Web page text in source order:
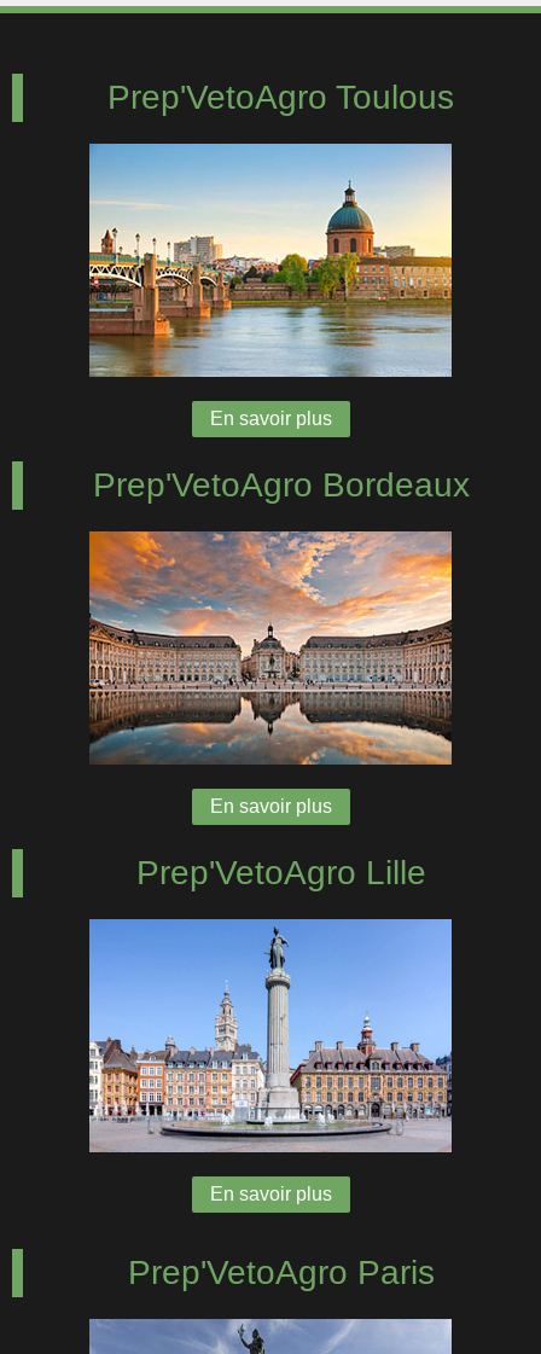
Prep'VetoAgro Toulous
En savoir plus
Prep'VetoAgro Bordeaux
En savoir plus
Prep'VetoAgro Lille
En savoir plus
Prep'VetoAgro Paris